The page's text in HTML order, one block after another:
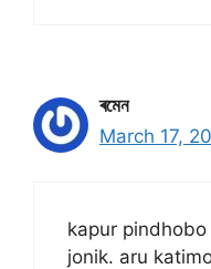
ৰমেন
March 17,
kapur
jonik. aru